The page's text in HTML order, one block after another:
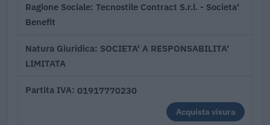
Ragione Sociale Tecnostile Contract S.r.l. - Societa'
Benefit
Natura Giuridica SOCIETA' A RESPONSABILITA'
LIMITATA
Partita IVA 01917770230
Acquista visura